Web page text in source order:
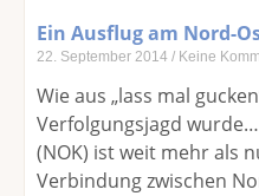
Ein Ausflug am Nord-
22. September 2014 Keine
Wie aus „lass mal
Verfolgungsjagd
(NOK) ist weit mehr als
Verbindung zwischen